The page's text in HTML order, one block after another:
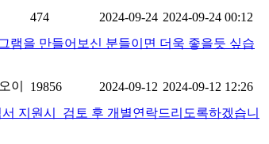
474 2024-09-24 2024-09-24 00:12
램을 만들어보신 분들이면 더욱 좋을듯 싶습
이 19856 2024-09-12 2024-09-12 12:26
지원시 검토 후 개별연락드리도록하겠습니